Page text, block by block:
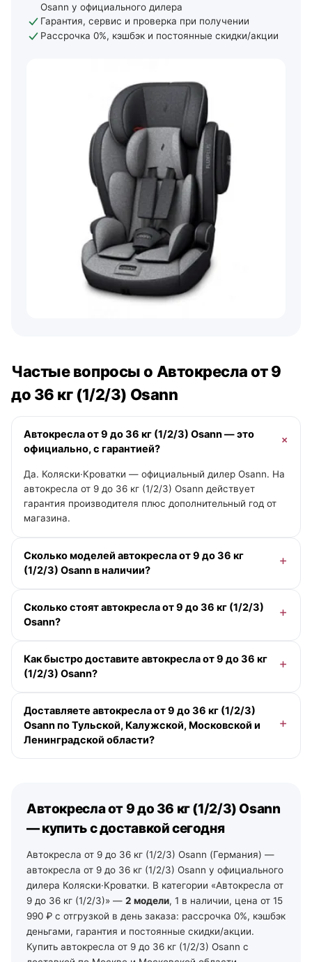
Osann у официального дилера
Гарантия, сервис и проверка при получении
Рассрочка 0%, кэшбэк и постоянные скидки/акции
Частые вопросы о Автокресла от 9
до 36 кг (1/2/3) Osann
Автокресла от 9 до 36 кг (1/2/3) Osann — это
официально, с гарантией?
Да. Коляски·Кроватки — официальный дилер Osann. На
автокресла от 9 до 36 кг (1/2/3) Osann действует
гарантия производителя плюс дополнительный год от
магазина.
Сколько моделей автокресла от 9 до 36 кг
(1/2/3) Osann в наличии?
— 2 модели, из них 1 в наличии с отгрузкой сегодня.
Актуальные цены и помощь с выбором — у менеджера
Сколько стоят автокресла от 9 до 36 кг (1/2/3)
Osann?
990 ₽. Доступна рассрочка 0-0-12 без переплаты и
кэшбэк деньгами. Точную цену под вашу комплектацию
Как быстро доставите автокресла от 9 до 36 кг
(1/2/3) Osann?
13:00 в будний день доставим сегодня (если в
наличии), позже — на ближайший рабочий день,
бесплатно от 10 000 ₽ в пределах МКАД. По Санкт-
Доставляете автокресла от 9 до 36 кг (1/2/3)
Osann по Тульской, Калужской, Московской и
Ленинградской области?
Дзержинского, 35): самовывоз из зала на следующий
день после подтверждения заказа, доставка по городу
— от 490 ₽, по области — уточняйте у менеджеров. По
Ленинградской области — от 2 рабочих дней со своего
склада в Санкт-Петербурге (тел. +7 (812) 213-31-35).
Автокресла от 9 до 36 кг (1/2/3) Osann
— купить с доставкой сегодня
Автокресла от 9 до 36 кг (1/2/3) Osann (Германия) —
автокресла от 9 до 36 кг (1/2/3) Osann у официального
дилера Коляски·Кроватки. В категории «Автокресла от
9 до 36 кг (1/2/3)» — 2 модели, 1 в наличии, цена от 15
990 ₽ с отгрузкой в день заказа: рассрочка 0%, кэшбэк
деньгами, гарантия и постоянные скидки/акции.
Купить автокресла от 9 до 36 кг (1/2/3) Osann с